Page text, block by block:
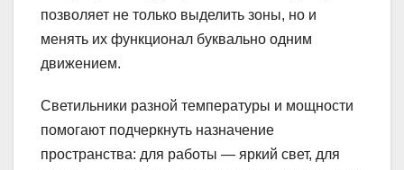
позволяет не только выделить зоны, но и
менять их функционал буквально одним
движением.
Светильники разной температуры и мощности
помогают подчеркнуть назначение
пространства: для работы — яркий свет, для